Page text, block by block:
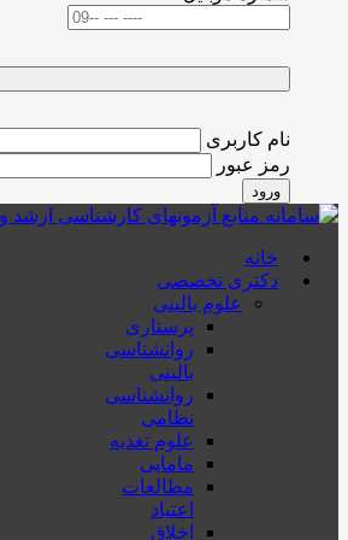
نام کاربری
رمز عبور
ورود
خانه
دکتری تخصصی
علوم بالینی
پرستاری
روانشناسی
بالینی
روانشناسی
نظامی
علوم تغذیه
مامایی
مطالعات
اعتیاد
اخلاق